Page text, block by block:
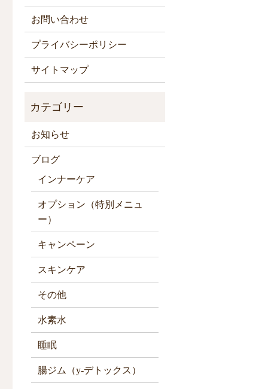
お問い合わせ
プライバシーポリシー
サイトマップ
お知らせ
ブログ
インナーケア
オプション（特別メニュ
ー）
キャンペーン
スキンケア
その他
水素水
睡眠
腸ジム（y-デトックス）